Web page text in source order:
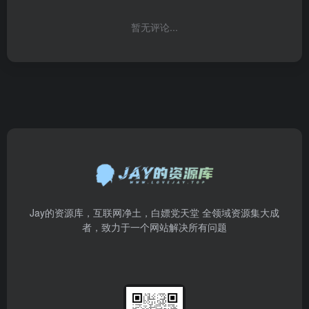
暂无评论...
Jay的资源库，互联网净土，白嫖党天堂 全领域资源集大成
者，致力于一个网站解决所有问题